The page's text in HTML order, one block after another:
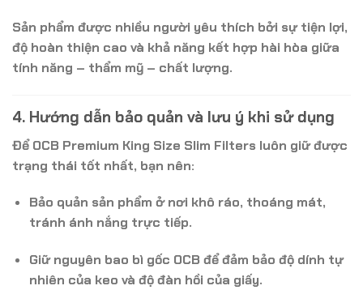
Sản phẩm được nhiều người yêu thích bởi sự tiện lợi,
độ hoàn thiện cao và khả năng kết hợp hài hòa giữa
tính năng – thẩm mỹ – chất lượng.
4. Hướng dẫn bảo quản và lưu ý khi sử dụng
ĐểOCB Premium King Size Slim Filters luôn giữ được
trạng thái tốt nhất, bạn nên:
Bảo quản sản phẩm ở nơi khô ráo, thoáng mát,
tránh ánh nắng trực tiếp.
Giữ nguyên bao bì gốc OCB để đảm bảo độ dính tự
nhiên của keo và độ đàn hồi của giấy.